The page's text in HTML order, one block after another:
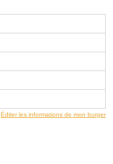
Éditer les informations de mon burger